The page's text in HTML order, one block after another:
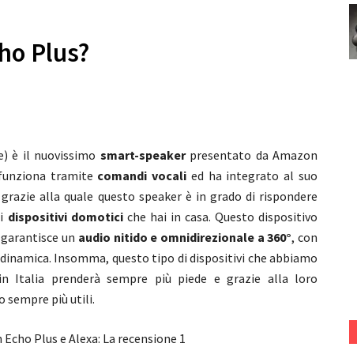
Plus?
è il nuovissimo smart-speakerpresentato da Amazon
tramite comandi vocali ed ha integrato al suo
alla quale questo speaker è in grado di rispondere
dispositivi domoticiche hai in casa. Questo dispositivo
un audio nitido e omnidirezionale a 360°, con
Insomma, questo tipo di dispositivi che abbiamo
Italia prenderà sempre più piede e grazie alla loro
sempre più utili.